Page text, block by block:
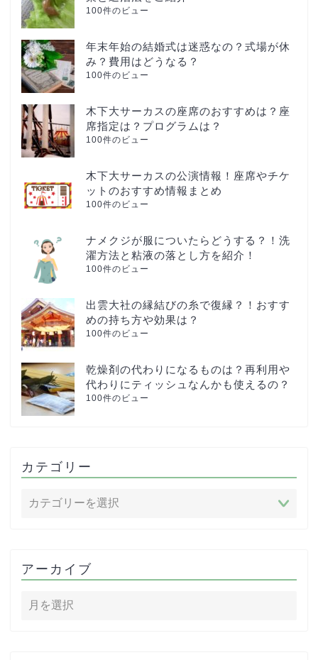
100件のビュー
年末年始の結婚式は迷惑なの？式場が休
み？費用はどうなる？
100件のビュー
木下大サーカスの座席のおすすめは？座
席指定は？プログラムは？
100件のビュー
木下大サーカスの公演情報！座席やチケ
ットのおすすめ情報まとめ
100件のビュー
ナメクジが服についたらどうする？！洗
濯方法と粘液の落とし方を紹介！
100件のビュー
出雲大社の縁結びの糸で復縁？！おすす
めの持ち方や効果は？
100件のビュー
乾燥剤の代わりになるものは？再利用や
代わりにティッシュなんかも使えるの？
100件のビュー
カテゴリー
アーカイブ